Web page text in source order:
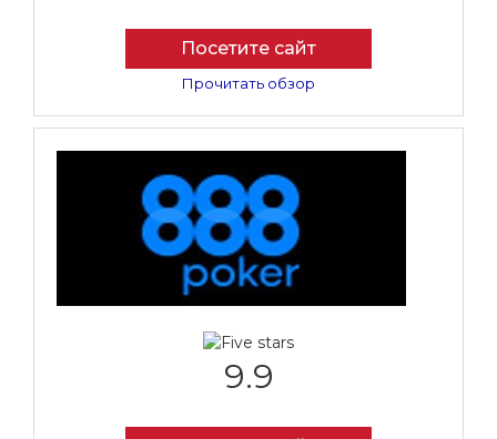
Посетите сайт
Прочитать обзор
9.9